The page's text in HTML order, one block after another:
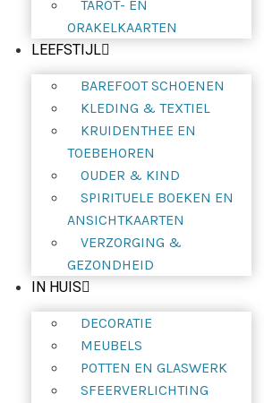
TAROT- EN
ORAKELKAARTEN
LEEFSTIJL
BAREFOOT SCHOENEN
KLEDING & TEXTIEL
KRUIDENTHEE EN
TOEBEHOREN
OUDER & KIND
SPIRITUELE BOEKEN EN
ANSICHTKAARTEN
VERZORGING &
GEZONDHEID
IN HUIS
DECORATIE
MEUBELS
POTTEN EN GLASWERK
SFEERVERLICHTING